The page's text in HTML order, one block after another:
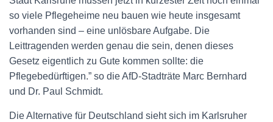
so viele Pflegeheime neu bauen wie heute insgesamt
vorhanden sind – eine unlösbare Aufgabe. Die
Leittragenden werden genau die sein, denen dieses
Gesetz eigentlich zu Gute kommen sollte: die
Pflegebedürftigen.” so die AfD-Stadträte Marc Bernhard
und Dr. Paul Schmidt.
Die Alternative für Deutschland sieht sich im Karlsruher